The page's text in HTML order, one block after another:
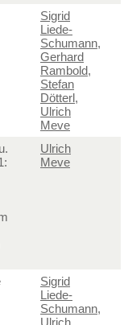
Sigrid
Liede-
Schumann,
Gerhard
Rambold,
Stefan
Dötterl,
Ulrich
Meve
Ulrich
Meve
Sigrid
Liede-
Schumann,
Ulrich